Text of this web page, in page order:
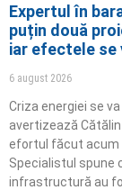
Expertul în
puțin două
iar efectele se
6 august 2026
Criza energiei se
avertizează
efortul făcut acum
Specialistul spune
infrastructură au